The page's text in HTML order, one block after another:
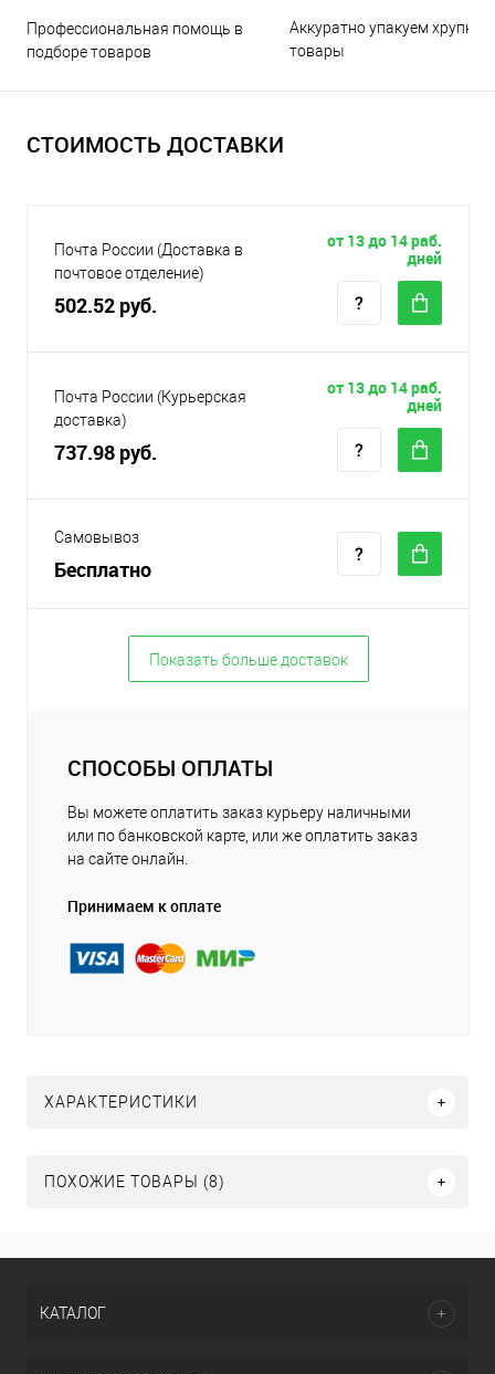
Профессиональная помощь в
подборе товаров
Аккуратно упакуем хрупкие
товары
СТОИМОСТЬ ДОСТАВКИ
Почта России (Доставка в
почтовое отделение)
502.52 руб.
от 13 до 14 раб.
дней
Почта России (Курьерская
доставка)
737.98 руб.
от 13 до 14 раб.
дней
Самовывоз
Бесплатно
Показать больше доставок
СПОСОБЫ ОПЛАТЫ
Вы можете оплатить заказ курьеру наличными
или по банковской карте, или же оплатить заказ
на сайте онлайн.
Принимаем к оплате
ХАРАКТЕРИСТИКИ
ПОХОЖИЕ ТОВАРЫ (8)
КАТАЛОГ